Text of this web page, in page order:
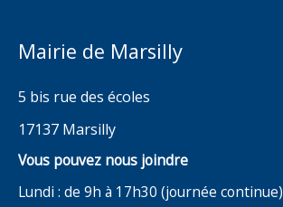
Mairie de Marsilly
5 bis rue des écoles
17137 Marsilly
Vous pouvez nous joindre
Lundi : de 9h à 17h30 (journée continue)